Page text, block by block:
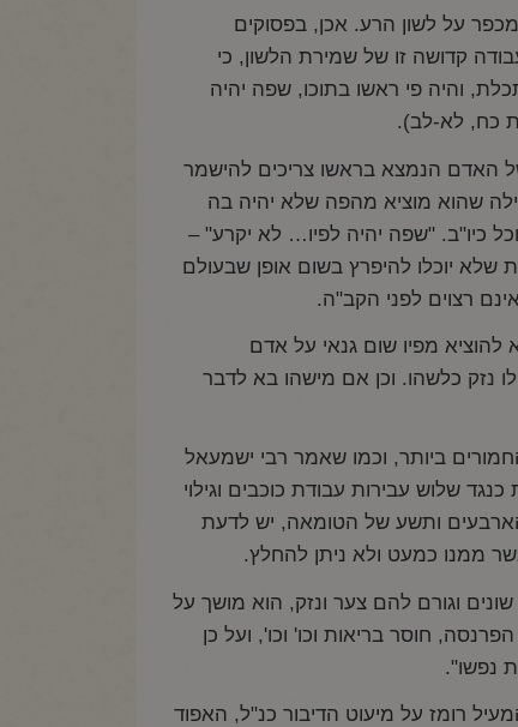
על לשון הרע. אכן, בפסוקים
קדושה זו של שמירת הלשון, כי
והיה פי ראשו בתוכו, שפה יהיה
כח, לא-לב).
האדם הנמצא בראשו צריכים להישמר
שהוא מוציא מהפה שלא יהיה בה
כיו"ב. "שפה יהיה לפיו… לא יקרע" –
יוכלו להיפרץ בשום אופן שבעולם
רצוים לפני הקב"ה.
מפיו שום גנאי על אדם
נזק כלשהו. וכן אם מישהו בא לדבר
ביותר, וכמו שאמר רבי ישמעאל
שלוש עבירות עבודת כוכבים וגילוי
הארבעים ותשע של הטומאה, יש לדעת
ממנו כמעט ולא ניתן להחלץ.
וגורם להם צער ונזק, הוא מושך על
חוסר בריאות וכו' וכו', ועל כן
נפשו".
רומז על מיעוט הדיבור כנ"ל, האפוד